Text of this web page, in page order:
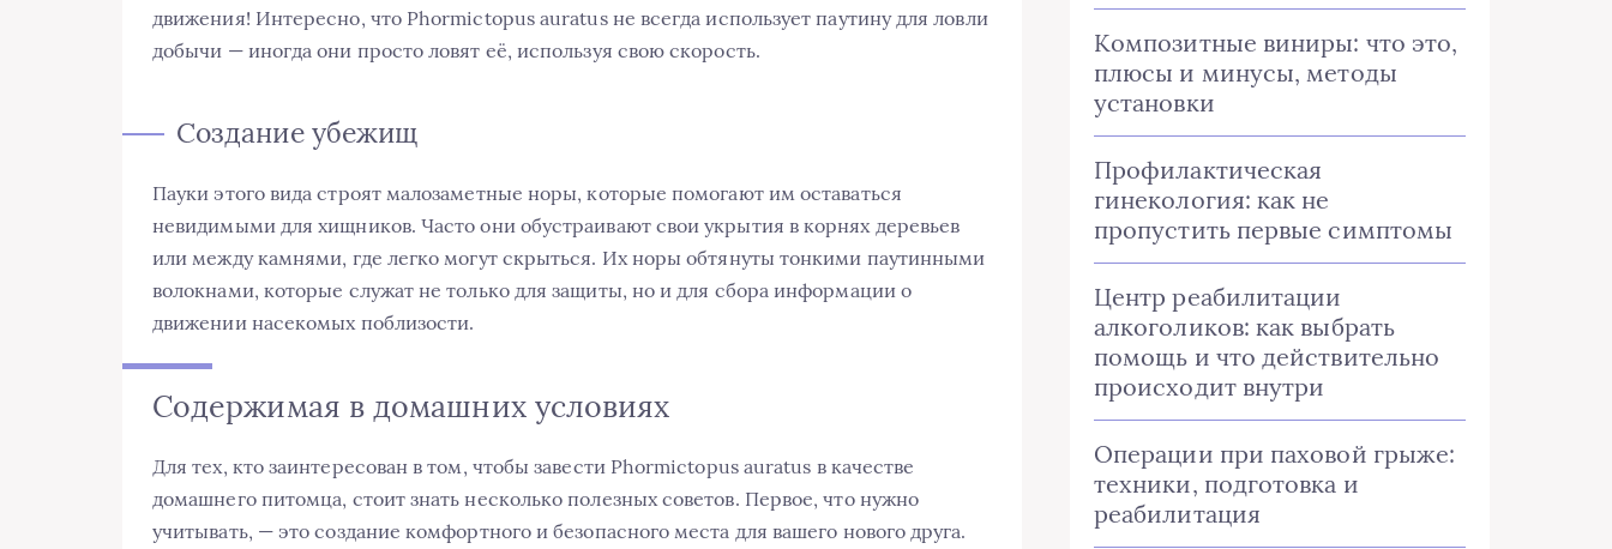
движения! Интересно, что Phormictopus auratus не всегда использует паутину для ловли
добычи — иногда они просто ловят её, используя свою скорость.
Создание убежищ
Пауки этого вида строят малозаметные норы, которые помогают им оставаться
невидимыми для хищников. Часто они обустраивают свои укрытия в корнях деревьев
или между камнями, где легко могут скрыться. Их норы обтянуты тонкими паутинными
волокнами, которые служат не только для защиты, но и для сбора информации о
движении насекомых поблизости.
Содержимая в домашних условиях
Для тех, кто заинтересован в том, чтобы завести Phormictopus auratus в качестве
домашнего питомца, стоит знать несколько полезных советов. Первое, что нужно
учитывать, — это создание комфортного и безопасного места для вашего нового друга.
Композитные виниры: что это,
плюсы и минусы, методы
установки
Профилактическая
гинекология: как не
пропустить первые симптомы
Центр реабилитации
алкоголиков: как выбрать
помощь и что действительно
происходит внутри
Операции при паховой грыже:
техники, подготовка и
реабилитация